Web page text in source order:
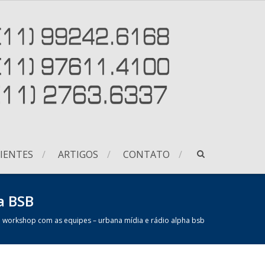
ARTIGOS CONTATO
com as equipes – urbana mídia e rádio alpha bsb